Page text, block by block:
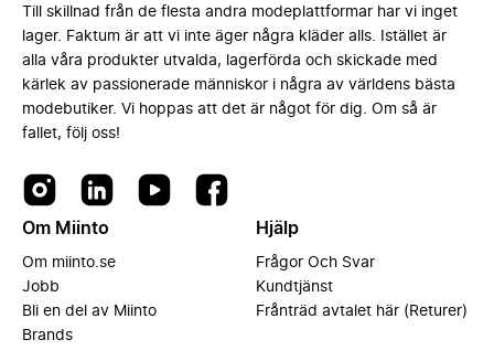
Till skillnad från de flesta andra modeplattformar har vi inget
lager. Faktum är att vi inte äger några kläder alls. Istället är
alla våra produkter utvalda, lagerförda och skickade med
kärlek av passionerade människor i några av världens bästa
modebutiker. Vi hoppas att det är något för dig. Om så är
fallet, följ oss!
Om Miinto
Om miinto.se
Jobb
Bli en del av Miinto
Brands
Hjälp
Frågor Och Svar
Kundtjänst
Frånträd avtalet här (Returer)